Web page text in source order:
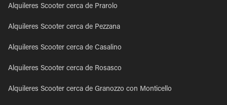
Alquileres Scooter cerca de Prarolo
Alquileres Scooter cerca de Pezzana
Alquileres Scooter cerca de Casalino
Alquileres Scooter cerca de Rosasco
Alquileres Scooter cerca de Granozzo con Monticello